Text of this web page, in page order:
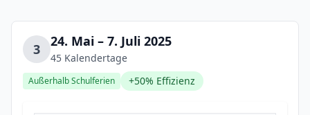
3 24. Mai – 7. Juli 2025
45 Kalendertage
Außerhalb Schulferien +50% Effizienz